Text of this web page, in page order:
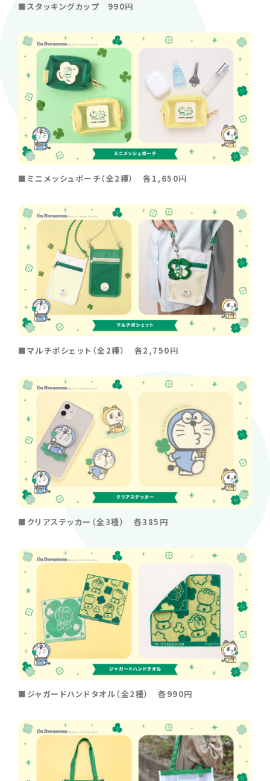
■スタッキングカップ 990円
■ミニメッシュポーチ（全2種） 各1,650円
■マルチポシェット（全2種） 各2,750円
■クリアステッカー（全3種） 各385円
■ジャガードハンドタオル（全2種） 各990円